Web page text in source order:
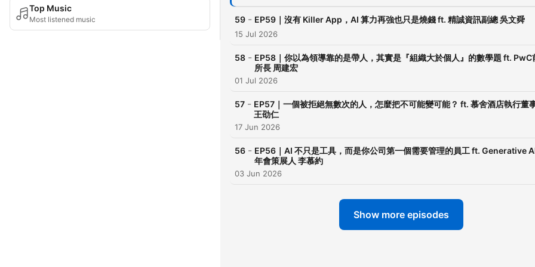
Top Music
Most listened music
政治大學 EMBA 副教授，專
驗。 三位主持人從音樂、數字與
品牌體驗三個維度切入，讓
集結尾，我們會送出： 🎧 一
歌，唱出你此刻的狀態 🔢
念，成為你前行的北極星 每
光時刻。 我們是——三聲有幸。
-- Hosting provided by
59 - EP59｜沒有 Killer App，AI 算力再強也只是燒錢 ft. 精誠資訊副總 吳文舜
15 Jul 2026
58 - EP58｜你以為領導靠的是帶人，其實是『組織大於個人』的數學題 ft. PwC
所長 周建宏
01 Jul 2026
57 - EP57｜一個被拒絕無數次的人，怎麼把不可能變可能？ ft. 慕舍酒店執行董
王劭仁
17 Jun 2026
56 - EP56｜AI 不只是工具，而是你公司第一個需要管理的員工 ft. Generative
年會策展人 李慕約
03 Jun 2026
Show more episodes